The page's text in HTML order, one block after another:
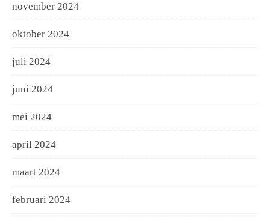
november 2024
oktober 2024
juli 2024
juni 2024
mei 2024
april 2024
maart 2024
februari 2024